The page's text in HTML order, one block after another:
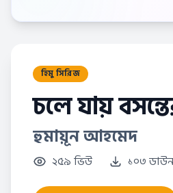
হিমু সিরিজ
চলে যায়
হুমায়ূন আহমেদ
২৫৯ ভিউ ১০৩